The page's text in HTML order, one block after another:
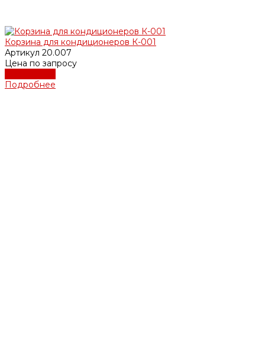
Корзина для кондиционеров К-001
Артикул 20.007
Цена по запросу
Подробнее